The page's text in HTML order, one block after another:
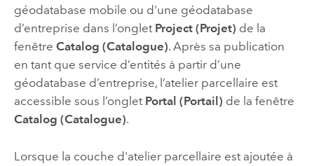
géodatabase mobile ou d'une géodatabase
d’entreprise dans l’onglet Project (Projet) de la
fenêtre Catalog (Catalogue). Après sa publication
en tant que service d’entités à partir d’une
géodatabase d’entreprise, l’atelier parcellaire est
accessible sous l’onglet Portal (Portail) de la fenêtre
Catalog (Catalogue).
Lorsque la couche d'atelier parcellaire est ajoutée à